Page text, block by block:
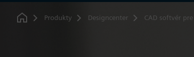
Home
Produkty Designcenter CAD softvér